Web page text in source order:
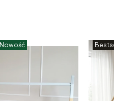
Nowość